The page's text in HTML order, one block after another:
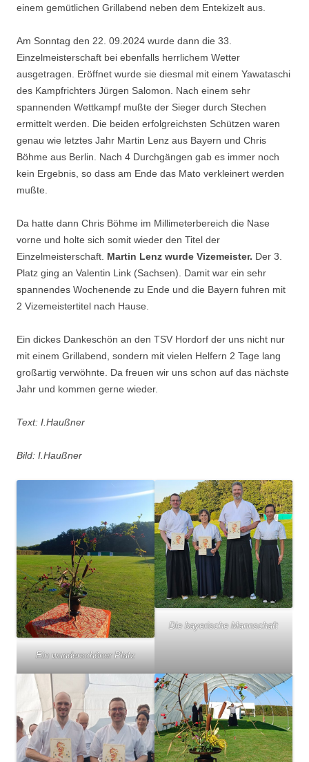
einem gemütlichen Grillabend neben dem Entekizelt aus.
Am Sonntag den 22. 09.2024 wurde dann die 33.
Einzelmeisterschaft bei ebenfalls herrlichem Wetter
ausgetragen. Eröffnet wurde sie diesmal mit einem Yawataschi
des Kampfrichters Jürgen Salomon. Nach einem sehr
spannenden Wettkampf mußte der Sieger durch Stechen
ermittelt werden. Die beiden erfolgreichsten Schützen waren
genau wie letztes Jahr Martin Lenz aus Bayern und Chris
Böhme aus Berlin. Nach 4 Durchgängen gab es immer noch
kein Ergebnis, so dass am Ende das Mato verkleinert werden
mußte.
Da hatte dann Chris Böhme im Millimeterbereich die Nase
vorne und holte sich somit wieder den Titel der
Einzelmeisterschaft. Martin Lenz wurde Vizemeister. Der 3.
Platz ging an Valentin Link (Sachsen). Damit war ein sehr
spannendes Wochenende zu Ende und die Bayern fuhren mit
2 Vizemeistertitel nach Hause.
Ein dickes Dankeschön an den TSV Hordorf der uns nicht nur
mit einem Grillabend, sondern mit vielen Helfern 2 Tage lang
großartig verwöhnte. Da freuen wir uns schon auf das nächste
Jahr und kommen gerne wieder.
Text: I.Haußner
Bild: I.Haußner
Ein wunderschöner Platz
Die bayerische Mannschaft